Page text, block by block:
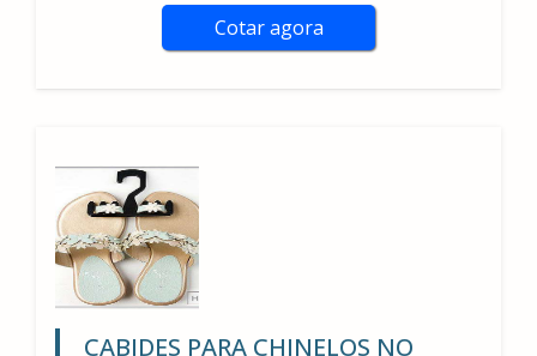
Cotar agora
CABIDES PARA CHINELOS NO